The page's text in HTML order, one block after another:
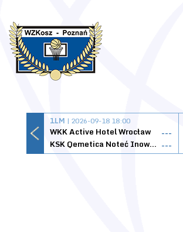
1LM | 2026-09-18 18:00
WKK Active Hotel Wrocław
---
KSK Qemetica Noteć Inowrocław ---